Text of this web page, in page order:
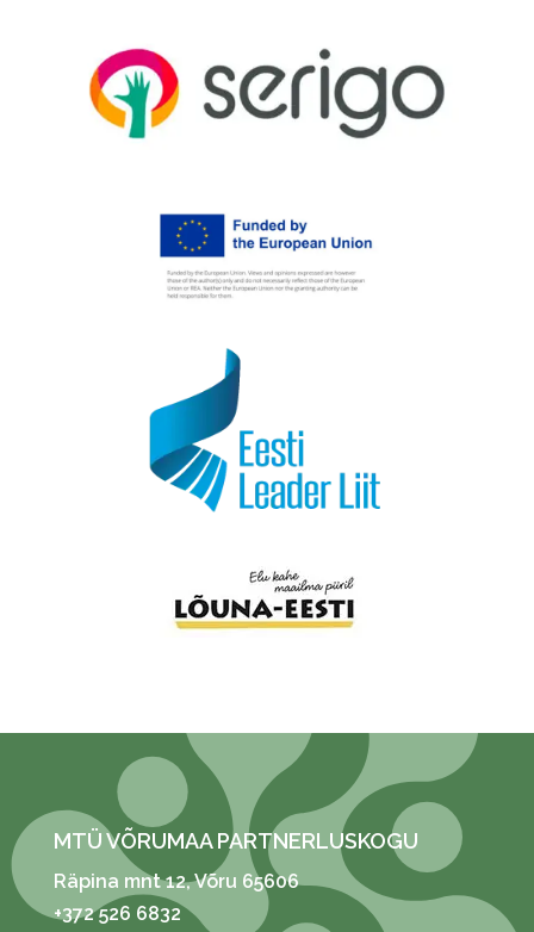
MTÜ VÕRUMAA PARTNERLUSKOGU
Räpina mnt 12, Võru 65606
+372 526 6832